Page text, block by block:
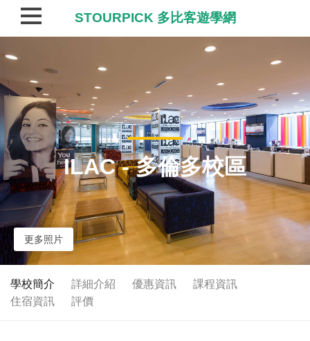
ILAC - 多倫多校區
更多照片
學校簡介 詳細介紹 優惠資訊
課程資訊
住宿資訊
評價
STOURPICK 多比客遊學網